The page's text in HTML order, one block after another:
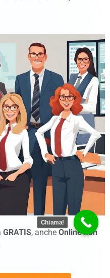
, anche Online non
Chiama!